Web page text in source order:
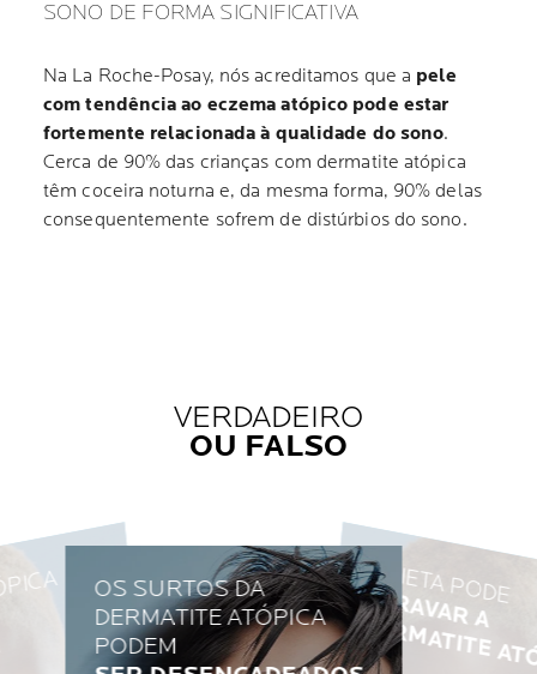
SONO DE FORMA SIGNIFICATIVA
Na La Roche-Posay, nós acreditamos que a pele
com tendência ao eczema atópico pode estar
fortemente relacionada à qualidade do sono.
Cerca de 90% das crianças com dermatite atópica
têm coceira noturna e, da mesma forma, 90% delas
consequentemente sofrem de distúrbios do sono.
VERDADEIRO
OU FALSO
OS SURTOS DA
DERMATITE ATÓPICA
PODEM
VERDADEIRO
A DIETA PODE
A
G
R
A
V
A
R
A
E
R
M
A
T
IT
E
A
T
Ó
P
IC
A